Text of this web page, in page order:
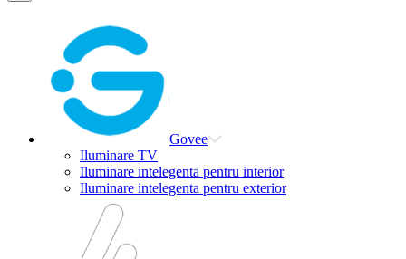
Govee
Iluminare TV
Iluminare intelegenta pentru interior
Iluminare intelegenta pentru exterior